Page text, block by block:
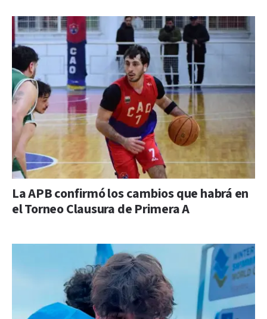
La APB confirmó los cambios que habrá en
el Torneo Clausura de Primera A